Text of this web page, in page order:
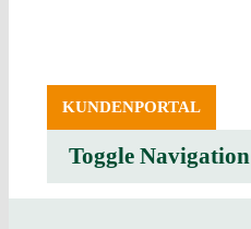
KUNDENPORTAL
Toggle Navigation
SERVICE